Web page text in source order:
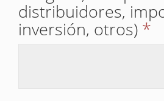
distribuidores,
inversión, otros) *